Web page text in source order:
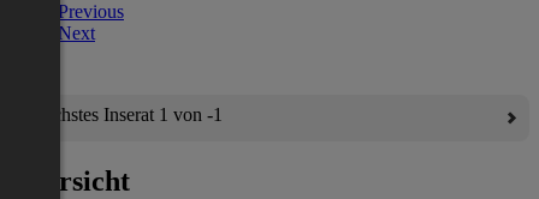
Previous
Next
Nächstes Inserat 1 von -1
Übersicht